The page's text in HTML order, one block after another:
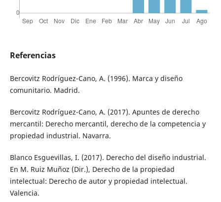
Referencias
Bercovitz Rodríguez-Cano, A. (1996). Marca y diseño
comunitario. Madrid.
Bercovitz Rodríguez-Cano, A. (2017). Apuntes de derecho
mercantil: Derecho mercantil, derecho de la competencia y
propiedad industrial. Navarra.
Blanco Esguevillas, I. (2017). Derecho del diseño industrial.
En M. Ruiz Muñoz (Dir.), Derecho de la propiedad
intelectual: Derecho de autor y propiedad intelectual.
Valencia.